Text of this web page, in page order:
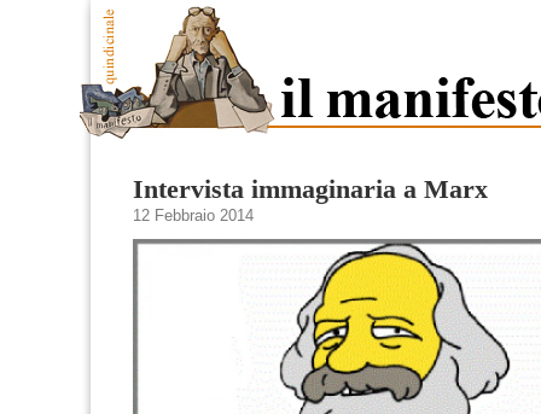
Intervista immaginaria a Marx
12 Febbraio 2014